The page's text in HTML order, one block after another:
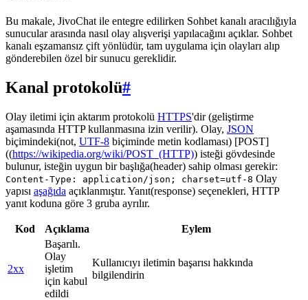
Bu makale, JivoChat ile entegre edilirken Sohbet kanalı aracılığıyla
sunucular arasında nasıl olay alışverişi yapılacağını açıklar. Sohbet
kanalı eşzamansız çift yönlüdür, tam uygulama için olayları alıp
gönderebilen özel bir sunucu gereklidir.
Kanal protokolü#
Olay iletimi için aktarım protokolü HTTPS'dir (geliştirme
aşamasında HTTP kullanmasına izin verilir). Olay, JSON
biçimindeki(not, UTF-8 biçiminde metin kodlaması) [POST]
((https://wikipedia.org/wiki/POST_(HTTP)) isteği gövdesinde
bulunur, isteğin uygun bir başlığa(header) sahip olması gerekir:
Content-Type: application/json; charset=utf-8 Olay
yapısı aşağıda açıklanmıştır. Yanıt(response) seçenekleri, HTTP
yanıt koduna göre 3 gruba ayrılır.
Kod Açıklama Eylem
2xx
Başarılı.
Olay
işletim
için kabul
edildi
Kullanıcıyı iletimin başarısı hakkında
bilgilendirin